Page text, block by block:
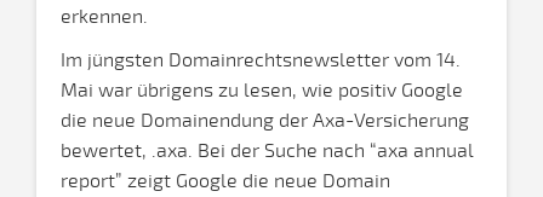
erkennen.
Im jüngsten Domainrechtsnewsletter vom 14.
Mai war übrigens zu lesen, wie positiv Google
die neue Domainendung der Axa-Versicherung
bewertet, .axa. Bei der Suche nach “axa annual
report” zeigt Google die neue Domain